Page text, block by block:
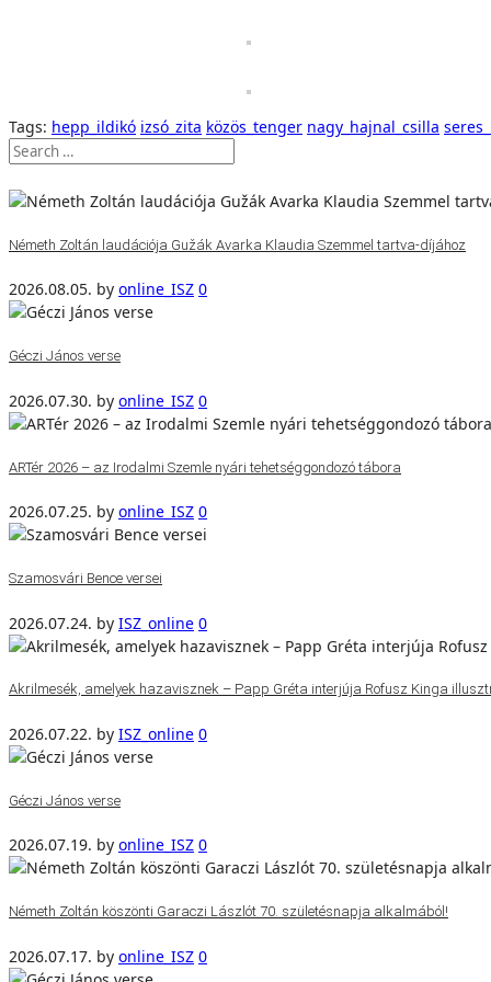
Tags: hepp_ildikó izsó_zita közös_tenger nagy_hajnal_csilla
Németh Zoltán laudációja Gužák Avarka Klaudia Szemmel tartva-díjához
2026.08.05. by online_ISZ 0
Géczi János verse
2026.07.30. by online_ISZ 0
ARTér 2026 – az Irodalmi Szemle nyári tehetséggondozó tábora
2026.07.25. by online_ISZ 0
Szamosvári Bence versei
2026.07.24. by ISZ_online 0
Akrilmesék, amelyek hazavisznek – Papp Gréta interjúja Rofusz Kinga
2026.07.22. by ISZ_online 0
Géczi János verse
2026.07.19. by online_ISZ 0
Németh Zoltán köszönti Garaczi Lászlót 70. születésnapja alkalmából!
2026.07.17. by online_ISZ 0